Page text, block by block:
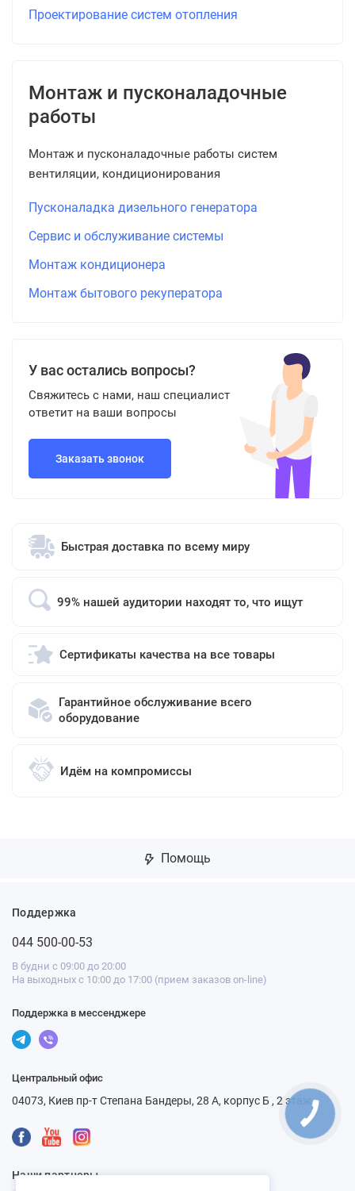
Проектирование систем отопления
Монтаж и пусконаладочные
работы
Монтаж и пусконаладочные работы систем
вентиляции, кондиционирования
Пусконаладка дизельного генератора
Сервис и обслуживание системы
Монтаж кондиционера
Монтаж бытового рекуператора
У вас остались вопросы?
Свяжитесь с нами, наш специалист
ответит на ваши вопросы
Заказать звонок
Быстрая доставка по всему миру
99% нашей аудитории находят то, что ищут
Сертификаты качества на все товары
Гарантийное обслуживание всего
оборудование
Идём на компромиссы
Помощь
Поддержка
044 500-00-53
В будни с 09:00 до 20:00
На выходных с 10:00 до 17:00 (прием заказов on-line)
Поддержка в мессенджере
Центральный офис
04073, Киев пр-т Степана Бандеры, 28 А, корпус Б , 2 этаж
Наши партнеры